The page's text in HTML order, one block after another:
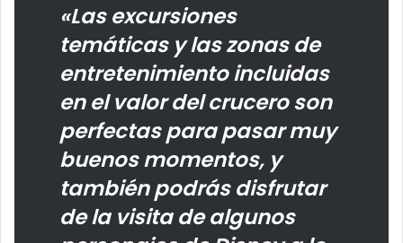
«Las excursiones
temáticas y las zonas de
entretenimiento incluidas
en el valor del crucero son
perfectas para pasar muy
buenos momentos, y
también podrás disfrutar
de la visita de algunos